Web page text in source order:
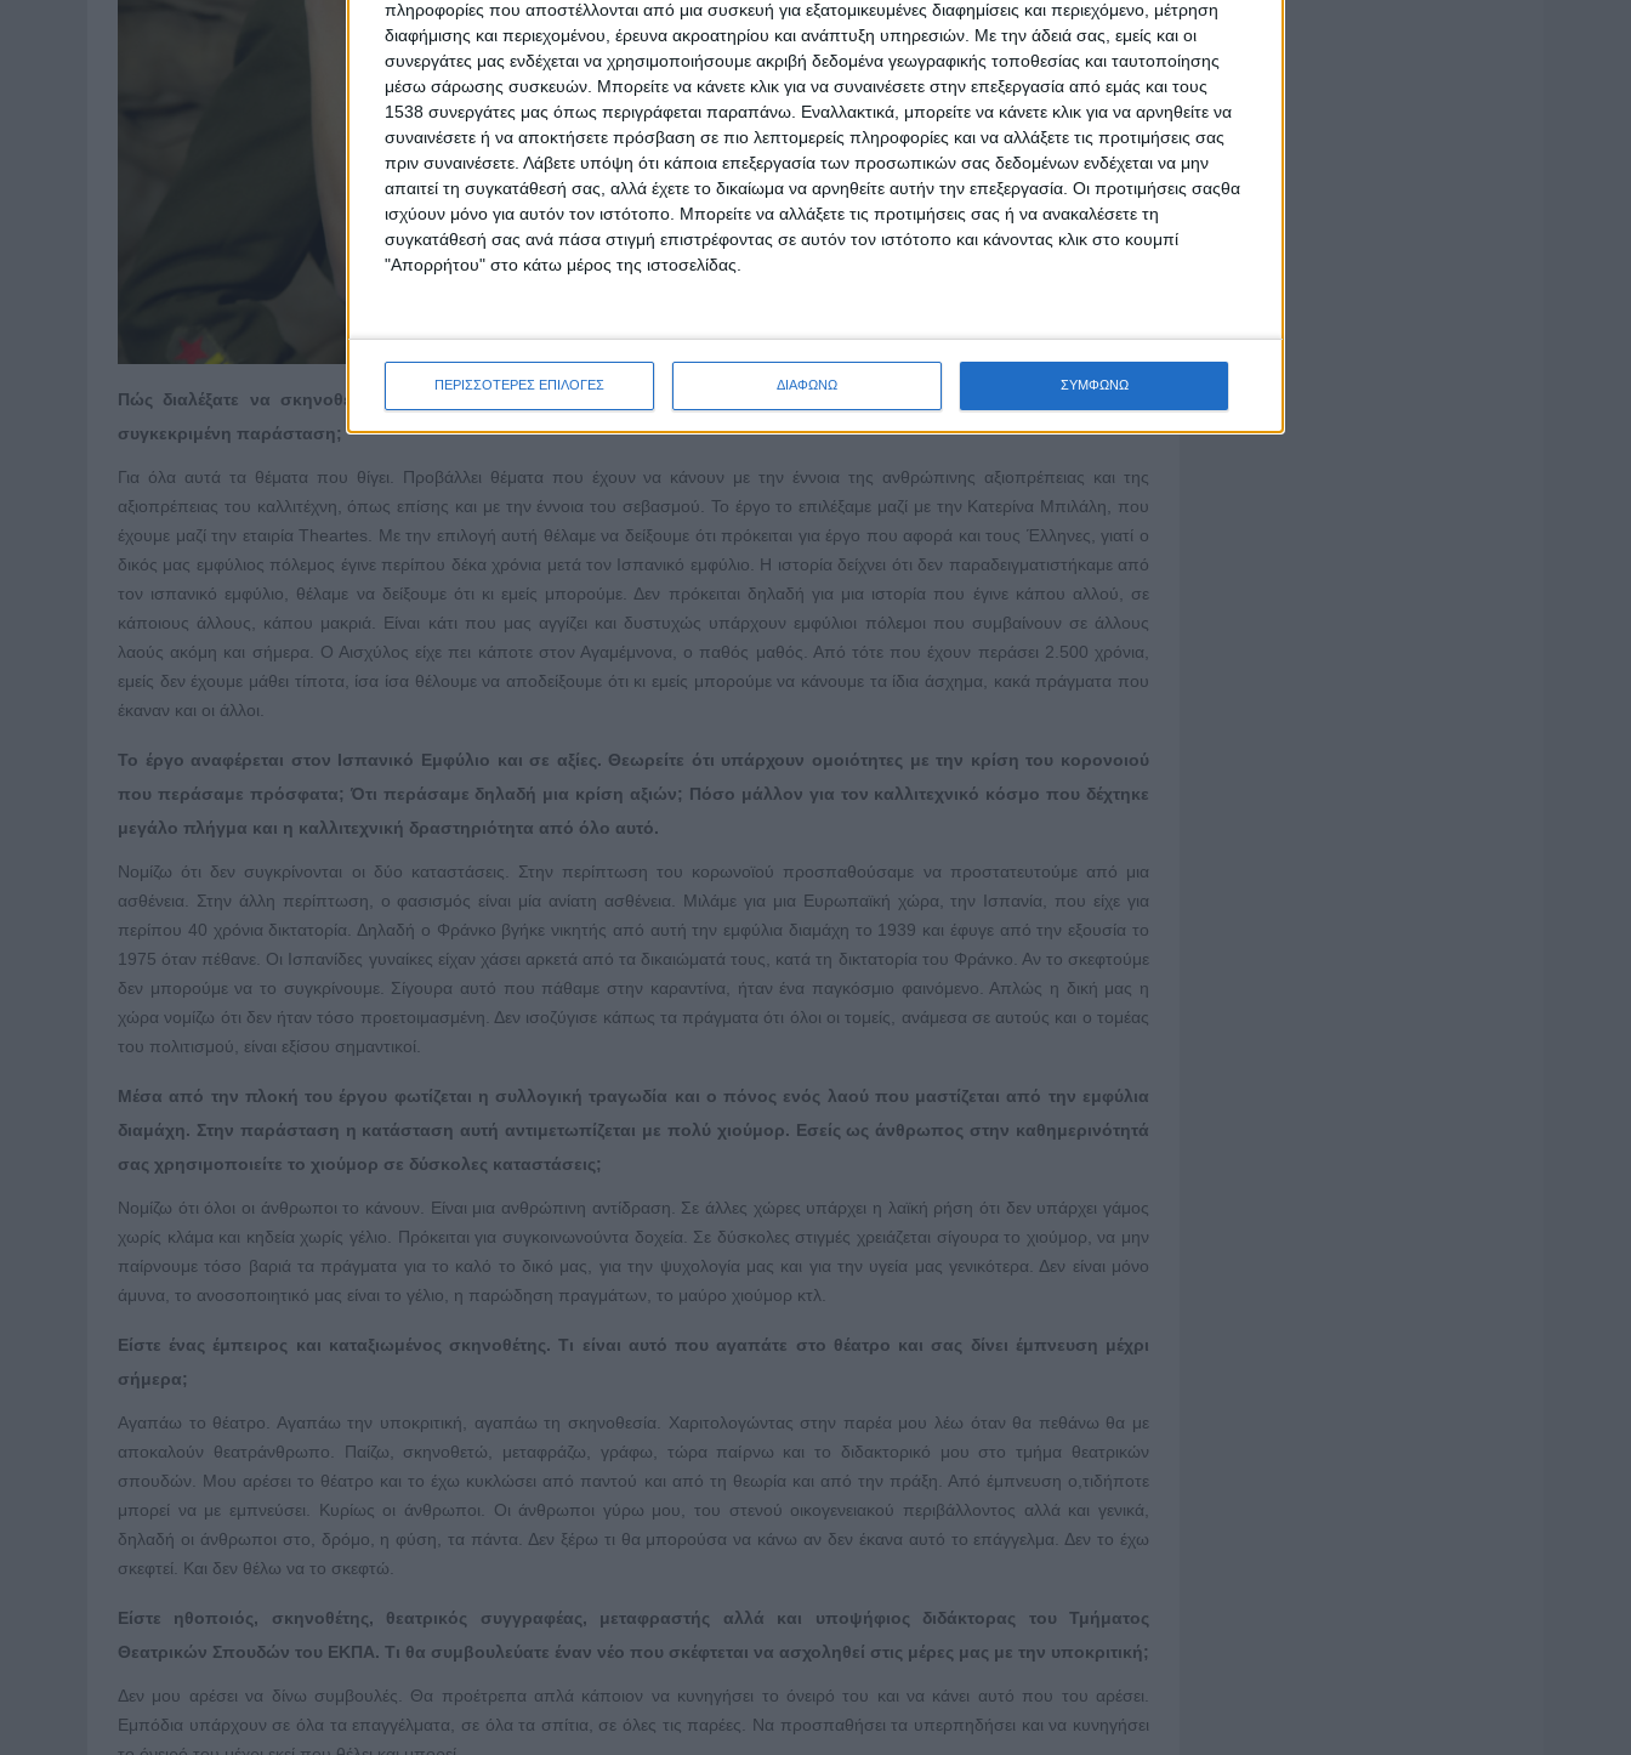
πληροφορίες που αποστέλλονται από μια συσκευή για εξατομικευμένες διαφημίσεις και περιεχόμενο, μέτρηση
διαφήμισης και περιεχομένου, έρευνα ακροατηρίου και ανάπτυξη υπηρεσιών. Με την άδειά σας, εμείς και οι
συνεργάτες μας ενδέχεται να χρησιμοποιήσουμε ακριβή δεδομένα γεωγραφικής τοποθεσίας και ταυτοποίησης
μέσω σάρωσης συσκευών. Μπορείτε να κάνετε κλικ για να συναινέσετε στην επεξεργασία από εμάς και τους
1538 συνεργάτες μας όπως περιγράφεται παραπάνω. Εναλλακτικά, μπορείτε να κάνετε κλικ για να αρνηθείτε να
συναινέσετε ή να αποκτήσετε πρόσβαση σε πιο λεπτομερείς πληροφορίες και να αλλάξετε τις προτιμήσεις σας
πριν συναινέσετε. Λάβετε υπόψη ότι κάποια επεξεργασία των προσωπικών σας δεδομένων ενδέχεται να μην
απαιτεί τη συγκατάθεσή σας, αλλά έχετε το δικαίωμα να αρνηθείτε αυτήν την επεξεργασία. Οι προτιμήσεις σαςθα
ισχύουν μόνο για αυτόν τον ιστότοπο. Μπορείτε να αλλάξετε τις προτιμήσεις σας ή να ανακαλέσετε τη
συγκατάθεσή σας ανά πάσα στιγμή επιστρέφοντας σε αυτόν τον ιστότοπο και κάνοντας κλικ στο κουμπί
"Απορρήτου" στο κάτω μέρος της ιστοσελίδας.
ΠΕΡΙΣΣΟΤΕΡΕΣ ΕΠΙΛΟΓΕΣ ΔΙΑΦΩΝΩ ΣΥΜΦΩΝΩ
Πώς διαλέξατε να σκηνοθετήσετε το συγκεκριμένο έργο και γιατί θα προτείνατε σε κάποιον να παρακολουθήσει τη
συγκεκριμένη παράσταση;
Για όλα αυτά τα θέματα που θίγει. Προβάλλει θέματα που έχουν να κάνουν με την έννοια της ανθρώπινης αξιοπρέπειας και της
αξιοπρέπειας του καλλιτέχνη, όπως επίσης και με την έννοια του σεβασμού. Το έργο το επιλέξαμε μαζί με την Κατερίνα Μπιλάλη, που
έχουμε μαζί την εταιρία Theartes. Με την επιλογή αυτή θέλαμε να δείξουμε ότι πρόκειται για έργο που αφορά και τους Έλληνες, γιατί ο
δικός μας εμφύλιος πόλεμος έγινε περίπου δέκα χρόνια μετά τον Ισπανικό εμφύλιο. Η ιστορία δείχνει ότι δεν παραδειγματιστήκαμε από
τον ισπανικό εμφύλιο, θέλαμε να δείξουμε ότι κι εμείς μπορούμε. Δεν πρόκειται δηλαδή για μια ιστορία που έγινε κάπου αλλού, σε
κάποιους άλλους, κάπου μακριά. Είναι κάτι που μας αγγίζει και δυστυχώς υπάρχουν εμφύλιοι πόλεμοι που συμβαίνουν σε άλλους
λαούς ακόμη και σήμερα. Ο Αισχύλος είχε πει κάποτε στον Αγαμέμνονα, ο παθός μαθός. Από τότε που έχουν περάσει 2.500 χρόνια,
εμείς δεν έχουμε μάθει τίποτα, ίσα ίσα θέλουμε να αποδείξουμε ότι κι εμείς μπορούμε να κάνουμε τα ίδια άσχημα, κακά πράγματα που
έκαναν και οι άλλοι.
Το έργο αναφέρεται στον Ισπανικό Εμφύλιο και σε αξίες. Θεωρείτε ότι υπάρχουν ομοιότητες με την κρίση του κορονοιού
που περάσαμε πρόσφατα; Ότι περάσαμε δηλαδή μια κρίση αξιών; Πόσο μάλλον για τον καλλιτεχνικό κόσμο που δέχτηκε
μεγάλο πλήγμα και η καλλιτεχνική δραστηριότητα από όλο αυτό.
Νομίζω ότι δεν συγκρίνονται οι δύο καταστάσεις. Στην περίπτωση του κορωνοϊού προσπαθούσαμε να προστατευτούμε από μια
ασθένεια. Στην άλλη περίπτωση, ο φασισμός είναι μία ανίατη ασθένεια. Μιλάμε για μια Ευρωπαϊκή χώρα, την Ισπανία, που είχε για
περίπου 40 χρόνια δικτατορία. Δηλαδή ο Φράνκο βγήκε νικητής από αυτή την εμφύλια διαμάχη το 1939 και έφυγε από την εξουσία το
1975 όταν πέθανε. Οι Ισπανίδες γυναίκες είχαν χάσει αρκετά από τα δικαιώματά τους, κατά τη δικτατορία του Φράνκο. Αν το σκεφτούμε
δεν μπορούμε να το συγκρίνουμε. Σίγουρα αυτό που πάθαμε στην καραντίνα, ήταν ένα παγκόσμιο φαινόμενο. Απλώς η δική μας η
χώρα νομίζω ότι δεν ήταν τόσο προετοιμασμένη. Δεν ισοζύγισε κάπως τα πράγματα ότι όλοι οι τομείς, ανάμεσα σε αυτούς και ο τομέας
του πολιτισμού, είναι εξίσου σημαντικοί.
Μέσα από την πλοκή του έργου φωτίζεται η συλλογική τραγωδία και ο πόνος ενός λαού που μαστίζεται από την εμφύλια
διαμάχη. Στην παράσταση η κατάσταση αυτή αντιμετωπίζεται με πολύ χιούμορ. Εσείς ως άνθρωπος στην καθημερινότητά
σας χρησιμοποιείτε το χιούμορ σε δύσκολες καταστάσεις;
Νομίζω ότι όλοι οι άνθρωποι το κάνουν. Είναι μια ανθρώπινη αντίδραση. Σε άλλες χώρες υπάρχει η λαϊκή ρήση ότι δεν υπάρχει γάμος
χωρίς κλάμα και κηδεία χωρίς γέλιο. Πρόκειται για συγκοινωνούντα δοχεία. Σε δύσκολες στιγμές χρειάζεται σίγουρα το χιούμορ, να μην
παίρνουμε τόσο βαριά τα πράγματα για το καλό το δικό μας, για την ψυχολογία μας και για την υγεία μας γενικότερα. Δεν είναι μόνο
άμυνα, το ανοσοποιητικό μας είναι το γέλιο, η παρώδηση πραγμάτων, το μαύρο χιούμορ κτλ.
Είστε ένας έμπειρος και καταξιωμένος σκηνοθέτης. Tι είναι αυτό που αγαπάτε στο θέατρο και σας δίνει έμπνευση μέχρι
σήμερα;
Αγαπάω το θέατρο. Αγαπάω την υποκριτική, αγαπάω τη σκηνοθεσία. Χαριτολογώντας στην παρέα μου λέω όταν θα πεθάνω θα με
αποκαλούν θεατράνθρωπο. Παίζω, σκηνοθετώ, μεταφράζω, γράφω, τώρα παίρνω και το διδακτορικό μου στο τμήμα θεατρικών
σπουδών. Μου αρέσει το θέατρο και το έχω κυκλώσει από παντού και από τη θεωρία και από την πράξη. Από έμπνευση ο,τιδήποτε
μπορεί να με εμπνεύσει. Κυρίως οι άνθρωποι. Οι άνθρωποι γύρω μου, του στενού οικογενειακού περιβάλλοντος αλλά και γενικά,
δηλαδή οι άνθρωποι στο, δρόμο, η φύση, τα πάντα. Δεν ξέρω τι θα μπορούσα να κάνω αν δεν έκανα αυτό το επάγγελμα. Δεν το έχω
σκεφτεί. Και δεν θέλω να το σκεφτώ.
Είστε ηθοποιός, σκηνοθέτης, θεατρικός συγγραφέας, μεταφραστής αλλά και υποψήφιος διδάκτορας του Τμήματος
Θεατρικών Σπουδών του ΕΚΠΑ. Τι θα συμβουλεύατε έναν νέο που σκέφτεται να ασχοληθεί στις μέρες μας με την υποκριτική;
Δεν μου αρέσει να δίνω συμβουλές. Θα προέτρεπα απλά κάποιον να κυνηγήσει το όνειρό του και να κάνει αυτό που του αρέσει.
Εμπόδια υπάρχουν σε όλα τα επαγγέλματα, σε όλα τα σπίτια, σε όλες τις παρέες. Να προσπαθήσει τα υπερπηδήσει και να κυνηγήσει